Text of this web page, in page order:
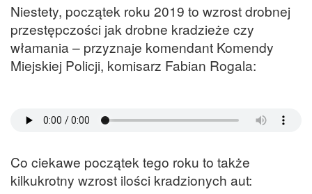
Niestety, początek roku 2019 to wzrost drobnej
przestępczości jak drobne kradzieże czy
włamania – przyznaje komendant Komendy
Miejskiej Policji, komisarz Fabian Rogala:
Co ciekawe początek tego roku to także
kilkukrotny wzrost ilości kradzionych aut: